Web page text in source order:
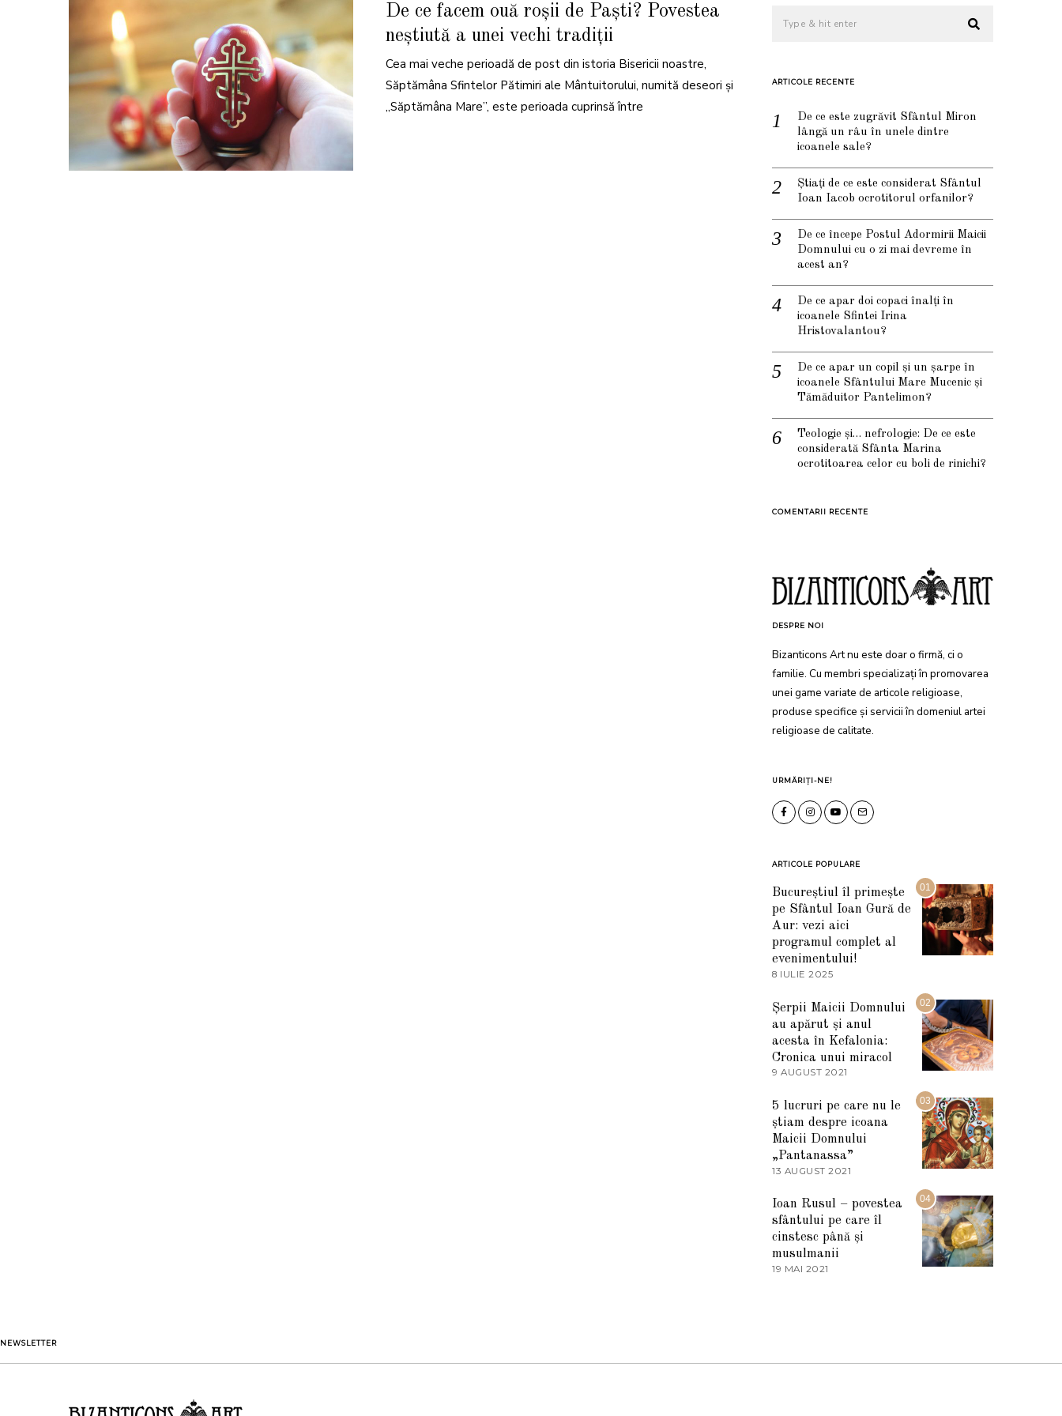
I
0
2
De ce facem ouă roșii de Paști? Povestea
neștiută a unei vechi tradiții
Cea mai veche perioadă de post din istoria Bisericii noastre,
Săptămâna Sfintelor Pătimiri ale Mântuitorului, numită deseori și
„Săptămâna Mare”, este perioada cuprinsă între
ARTICOLE RECENTE
De ce este zugrăvit Sfântul Miron
lângă un râu în unele dintre
icoanele sale?
Știați de ce este considerat Sfântul
Ioan Iacob ocrotitorul orfanilor?
De ce începe Postul Adormirii Maicii
Domnului cu o zi mai devreme în
acest an?
De ce apar doi copaci înalți în
icoanele Sfintei Irina
Hristovalantou?
De ce apar un copil și un șarpe în
icoanele Sfântului Mare Mucenic și
Tămăduitor Pantelimon?
Teologie și… nefrologie: De ce este
considerată Sfânta Marina
ocrotitoarea celor cu boli de rinichi?
COMENTARII RECENTE
DESPRE NOI
Bizanticons Art nu este doar o firmă, ci o
familie. Cu membri specializați în promovarea
unei game variate de articole religioase,
produse specifice și servicii în domeniul artei
religioase de calitate.
URMĂRIȚI-NE!
ARTICOLE POPULARE
01
Bucureștiul îl primește
pe Sfântul Ioan Gură de
Aur: vezi aici
programul complet al
evenimentului!
8 IULIE 2025
U
L
I
2
0
5
02
Șerpii Maicii Domnului
au apărut și anul
acesta în Kefalonia:
Cronica unui miracol
9 AUGUST 2021
A
R
T
I
2
2
2
03
5 lucruri pe care nu le
știam despre icoana
Maicii Domnului
„Pantanassa”
13 AUGUST 2021
U
G
U
S
04
Ioan Rusul – povestea
sfântului pe care îl
cinstesc până și
musulmanii
19 MAI 2021
NEWSLETTER